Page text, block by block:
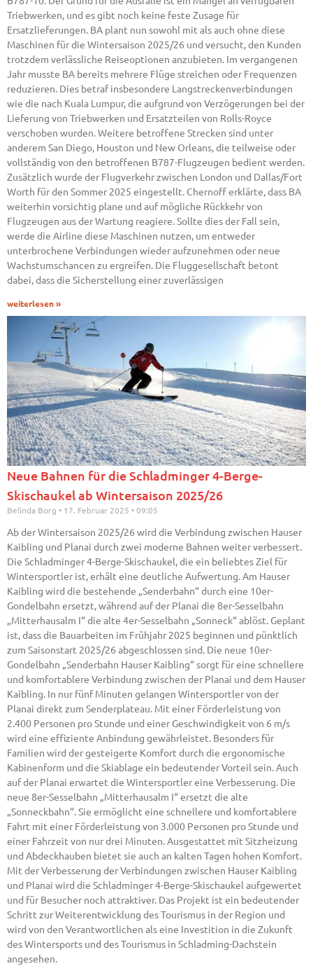
Triebwerken, und es gibt noch keine feste Zusage für
Ersatzlieferungen. BA plant nun sowohl mit als auch ohne diese
Maschinen für die Wintersaison 2025/26 und versucht, den Kunden
trotzdem verlässliche Reiseoptionen anzubieten. Im vergangenen
Jahr musste BA bereits mehrere Flüge streichen oder Frequenzen
reduzieren. Dies betraf insbesondere Langstreckenverbindungen
wie die nach Kuala Lumpur, die aufgrund von Verzögerungen bei der
Lieferung von Triebwerken und Ersatzteilen von Rolls-Royce
verschoben wurden. Weitere betroffene Strecken sind unter
anderem San Diego, Houston und New Orleans, die teilweise oder
vollständig von den betroffenen B787-Flugzeugen bedient werden.
Zusätzlich wurde der Flugverkehr zwischen London und Dallas/Fort
Worth für den Sommer 2025 eingestellt. Chernoff erklärte, dass BA
weiterhin vorsichtig plane und auf mögliche Rückkehr von
Flugzeugen aus der Wartung reagiere. Sollte dies der Fall sein,
werde die Airline diese Maschinen nutzen, um entweder
unterbrochene Verbindungen wieder aufzunehmen oder neue
Wachstumschancen zu ergreifen. Die Fluggesellschaft betont
dabei, dass die Sicherstellung einer zuverlässigen
weiterlesen »
Neue Bahnen für die Schladminger 4-Berge-
Skischaukel ab Wintersaison 2025/26
Belinda Borg 17. Februar 2025 09:05
Ab der Wintersaison 2025/26 wird die Verbindung zwischen Hauser
Kaibling und Planai durch zwei moderne Bahnen weiter verbessert.
Die Schladminger 4-Berge-Skischaukel, die ein beliebtes Ziel für
Wintersportler ist, erhält eine deutliche Aufwertung. Am Hauser
Kaibling wird die bestehende „Senderbahn“ durch eine 10er-
Gondelbahn ersetzt, während auf der Planai die 8er-Sesselbahn
„Mitterhausalm I“ die alte 4er-Sesselbahn „Sonneck“ ablöst. Geplant
ist, dass die Bauarbeiten im Frühjahr 2025 beginnen und pünktlich
zum Saisonstart 2025/26 abgeschlossen sind. Die neue 10er-
Gondelbahn „Senderbahn Hauser Kaibling“ sorgt für eine schnellere
und komfortablere Verbindung zwischen der Planai und dem Hauser
Kaibling. In nur fünf Minuten gelangen Wintersportler von der
Planai direkt zum Senderplateau. Mit einer Förderleistung von
2.400 Personen pro Stunde und einer Geschwindigkeit von 6 m/s
wird eine effiziente Anbindung gewährleistet. Besonders für
Familien wird der gesteigerte Komfort durch die ergonomische
Kabinenform und die Skiablage ein bedeutender Vorteil sein. Auch
auf der Planai erwartet die Wintersportler eine Verbesserung. Die
neue 8er-Sesselbahn „Mitterhausalm I“ ersetzt die alte
„Sonneckbahn“. Sie ermöglicht eine schnellere und komfortablere
Fahrt mit einer Förderleistung von 3.000 Personen pro Stunde und
einer Fahrzeit von nur drei Minuten. Ausgestattet mit Sitzheizung
und Abdeckhauben bietet sie auch an kalten Tagen hohen Komfort.
Mit der Verbesserung der Verbindungen zwischen Hauser Kaibling
und Planai wird die Schladminger 4-Berge-Skischaukel aufgewertet
und für Besucher noch attraktiver. Das Projekt ist ein bedeutender
Schritt zur Weiterentwicklung des Tourismus in der Region und
wird von den Verantwortlichen als eine Investition in die Zukunft
des Wintersports und des Tourismus in Schladming-Dachstein
angesehen.